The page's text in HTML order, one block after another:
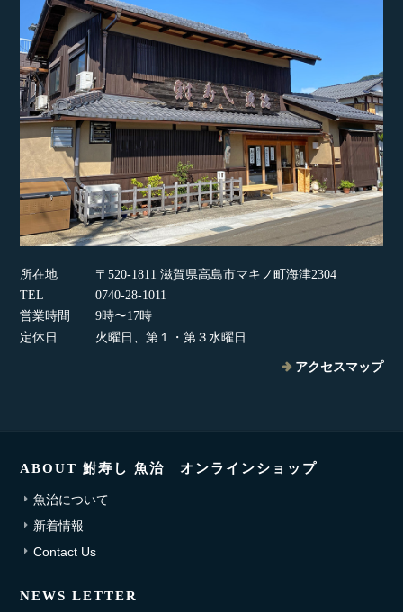
所在地
〒520-1811 滋賀県高島市マキノ町海津2304
TEL
0740-28-1011
営業時間
9時〜17時
定休日
火曜日、第１・第３水曜日
アクセスマップ
ABOUT 鮒寿し 魚治 オンラインショップ
魚治について
新着情報
Contact Us
NEWS LETTER